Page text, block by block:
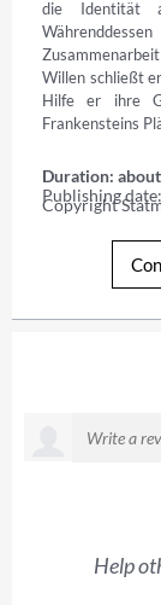
die Identität
Willen schließt
Hilfe er ihre
Frankensteins
Duration:
Publishing
Copyright
Help